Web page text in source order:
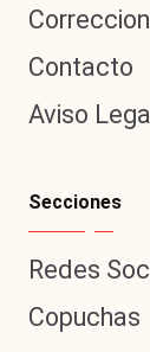
Contacto
Aviso Legal
Secciones
Redes
Copuchas